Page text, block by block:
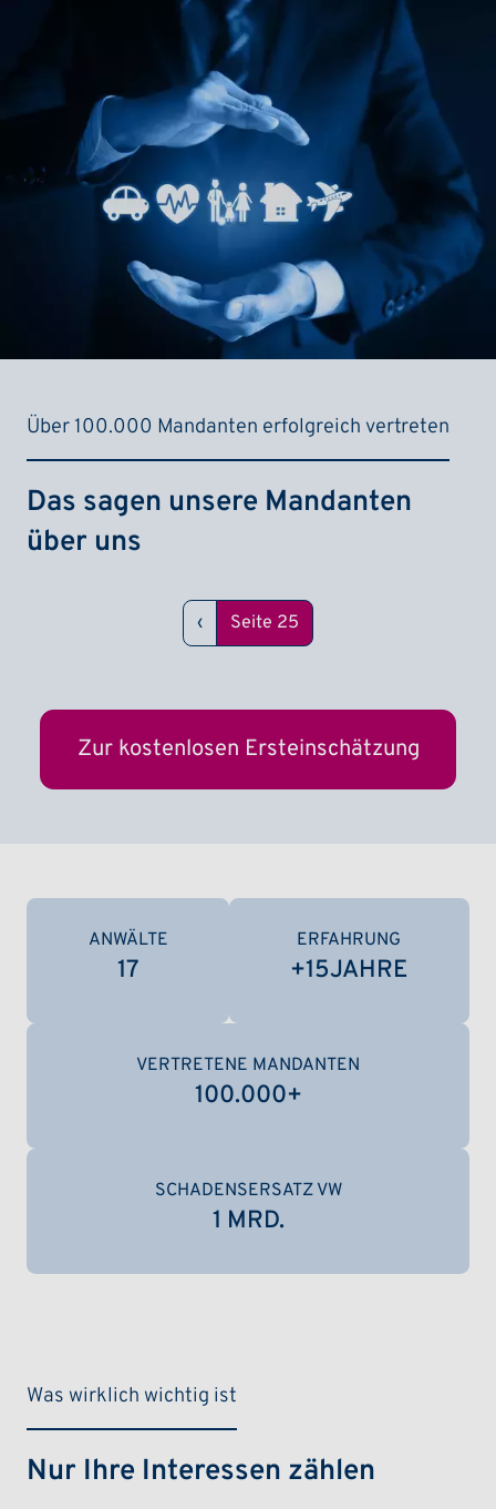
Über 100.000 Mandanten erfolgreich vertreten
Das sagen unsere Mandanten
über uns
Seitennummerierung
Vorherige Seite
‹ Seite 25
Zur kostenlosen Ersteinschätzung
ANWÄLTE
17
ERFAHRUNG
+15JAHRE
VERTRETENE MANDANTEN
100.000+
SCHADENSERSATZ VW
1 MRD.
Was wirklich wichtig ist
Nur Ihre Interessen zählen